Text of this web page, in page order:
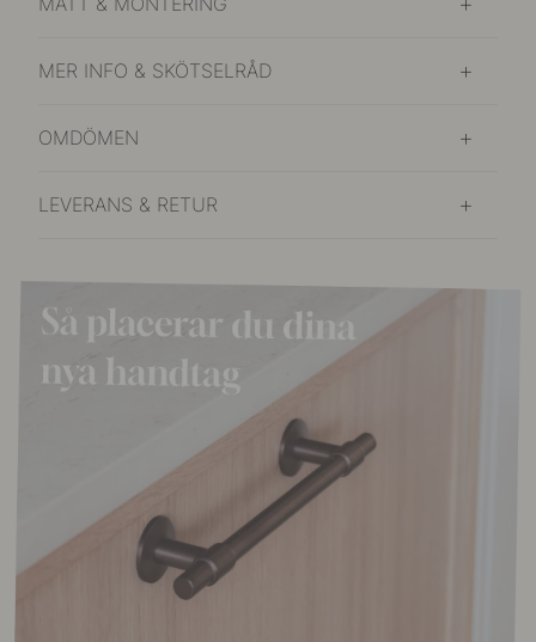
MER INFO & SKÖTSELRÅD
OMDÖMEN
LEVERANS & RETUR